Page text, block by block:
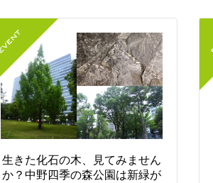
生きた化石の木、見てみません
か？中野四季の森公園は新緑が